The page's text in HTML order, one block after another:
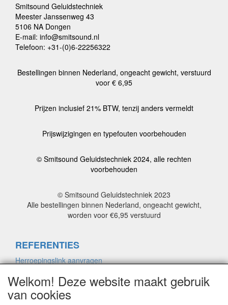
Smitsound Geluidstechniek
Meester Janssenweg 43
5106 NA Dongen
E-mail: info@smitsound.nl
Telefoon: +31-(0)6-22256322
Bestellingen binnen Nederland, ongeacht gewicht, verstuurd
voor € 6,95
Prijzen inclusief 21% BTW, tenzij anders vermeldt
Prijswijzigingen en typefouten voorbehouden
© Smitsound Geluidstechniek 2024, alle rechten
voorbehouden
© Smitsound Geluidstechniek 2023
Alle bestellingen binnen Nederland, ongeacht gewicht,
worden voor €6,95 verstuurd
REFERENTIES
Herroepingslink aanvragen
ALGEMENE VOORWAARDEN
Welkom! Deze website maakt gebruik
van cookies